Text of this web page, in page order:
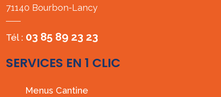
71140 Bourbon-Lancy
Tél : 03 85 89 23 23
SERVICES EN 1 CLIC
Menus Cantine